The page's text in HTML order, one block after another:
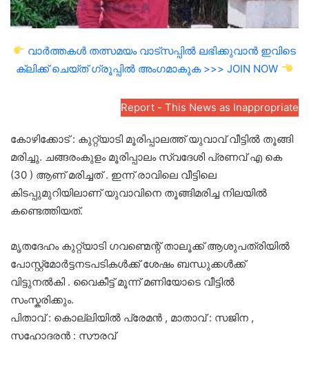
വാർത്തകൾ തത്സമയം വാട്സപ്പിൽ ലഭിക്കുവാൻ ഇവിടെ
ക്ലിക്ക് ചെയ്ത് ഗ്രൂപ്പിൽ അംഗമാകുക >>> JOIN NOW
Report - This News as Inappropriate
കോഴിക്കോട് : കുറ്റ്യാടി മൂരിപ്പാലത്ത് യുവാവ് വീട്ടിൽ തൂങ്ങി
മരിച്ചു. ചങ്ങരംകുളം മൂരിപ്പാലം സ്വദേശി പ്രണവ് എ കെ
(30 ) ആണ് മരിച്ചത് . ഇന്ന് രാവിലെ വീട്ടിലെ
കിടപ്പുമുറിയിലാണ് യുവാവിനെ തൂങ്ങിമരിച്ച നിലയിൽ
കണ്ടെത്തിയത്.
മൃതദേഹം കുറ്റ്യാടി ഗവണ്മെന്റ് താലൂക്ക് ആശുപത്രിയിൽ
പോസ്റ്റ്മോർട്ടനടപടികൾക്ക് ശേഷം ബന്ധുക്കൾക്ക്
വിട്ടുനൽകി . വൈകീട്ട് മൂന്ന് മണിയോടെ വീട്ടിൽ
സംസ്കരിക്കും.
പിതാവ് : കൊല്ലിയിൽ പ്രേമൻ , മാതാവ് : സജിന ,
സഹോദരൻ : സൗരവ്